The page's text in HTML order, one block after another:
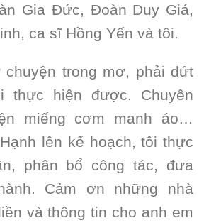
Gia Đức, Đoàn Duy Giá,
ca sĩ Hồng Yến và tôi.
chuyện trong mơ, phải dứt
thực hiện được. Chuyên
miếng cơm manh áo…
lên kế hoạch, tôi thực
phân bổ công tác, đưa
Cảm ơn những nhà
và thông tin cho anh em